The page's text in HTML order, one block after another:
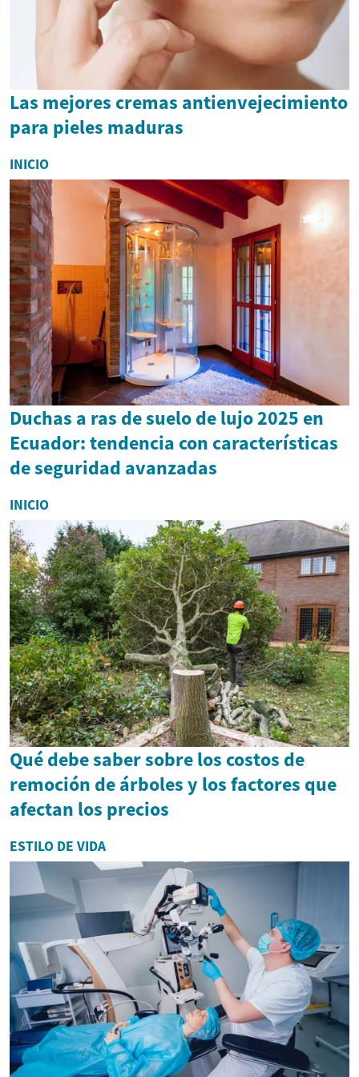
Las mejores cremas antienvejecimiento
para pieles maduras
INICIO
Duchas a ras de suelo de lujo 2025 en
Ecuador: tendencia con características
de seguridad avanzadas
INICIO
Qué debe saber sobre los costos de
remoción de árboles y los factores que
afectan los precios
ESTILO DE VIDA